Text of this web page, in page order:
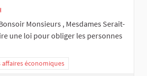
Monsieurs , Mesdames Serait-
une loi pour obliger les personnes
économiques